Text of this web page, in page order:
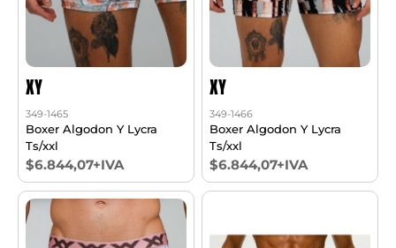
XY
349-1465
Boxer Algodon Y Lycra
Ts/xxl
$6.844,07+IVA
XY
349-1466
Boxer Algodon Y Lycra
Ts/xxl
$6.844,07+IVA